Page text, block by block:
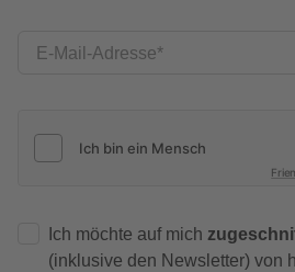
E-Mail-Adresse
Ich möchte auf mich
(inklusive den Newsletter) von